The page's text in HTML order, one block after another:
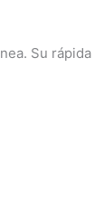
Su rápida